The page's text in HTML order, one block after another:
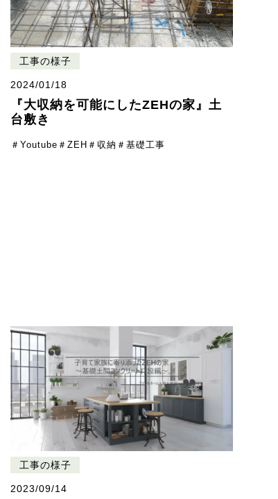
工事の様子
2024/01/18
『大収納を可能にしたZEHの家』土
台敷き
＃Youtube ＃ZEH ＃収納 ＃基礎工事
工事の様子
2023/09/14